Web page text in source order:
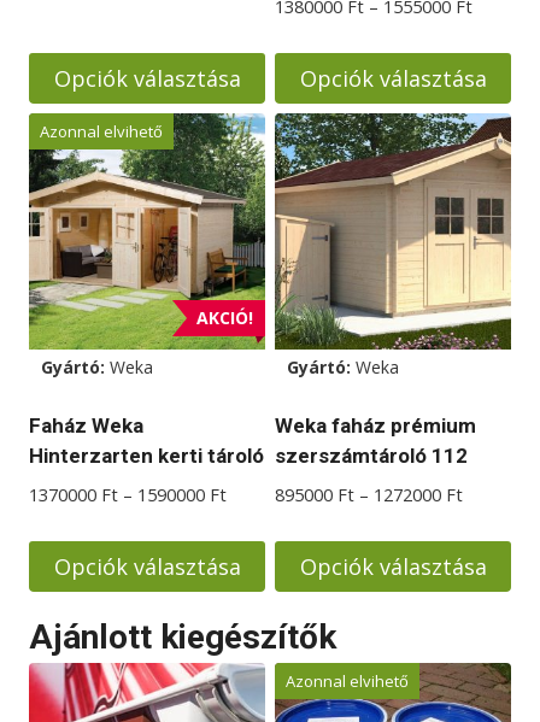
1720000 Ft
Opciók választása
Ennek
a
terméknek
több
variációja
van.
A
változatok
termékoldalon
választhatók
1380000 Ft – 1555000 Ft
-
Opciók választása
Ennek
a
terméknek
több
variációja
van.
A
változatok
termékoldalon
választhatók
AKCIÓ!
Azonnal elvihető
Gyártó: Weka
Faház Weka
Hinterzarten kerti tároló
1370000 Ft – 1590000 FtÁrtartomány:
-
1590000 Ft
Opciók választása
a
terméknek
több
Gyártó: Weka
Weka faház prémium
szerszámtároló 112
895000 Ft – 1272000 Ft
-
1272000
Opciók választása
a
terméknek
több
Ajánlott kiegészítők
Azonnal elvihető